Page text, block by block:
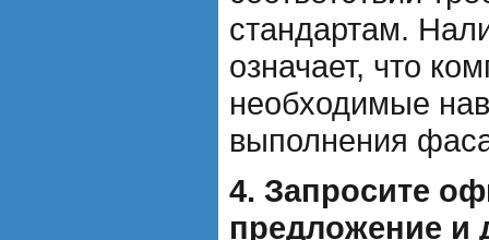
стандартам.
означает, что
необходимые
выполнения
4. Запросите
предложение и